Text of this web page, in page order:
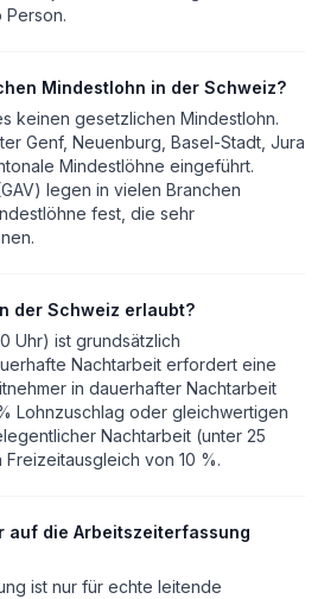
Person.
Mindestlohn in der Schweiz?
keinen gesetzlichen Mindestlohn.
Genf, Neuenburg, Basel-Stadt, Jura
Mindestlöhne eingeführt.
legen in vielen Branchen
fest, die sehr
der Schweiz erlaubt?
Uhr) ist grundsätzlich
Nachtarbeit erfordert eine
in dauerhafter Nachtarbeit
Lohnzuschlag oder gleichwertigen
Nachtarbeit (unter 25
von 10 %.
auf die Arbeitszeiterfassung
ist nur für echte leitende